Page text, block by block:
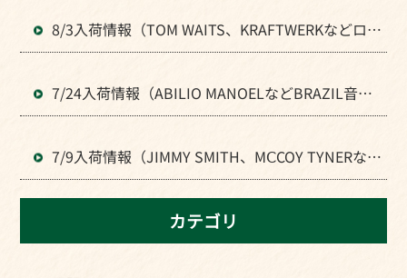
8/3入荷情報（TOM WAITS、KRAFTWERKなどロッ
ク全般のLPが入荷）
7/24入荷情報（ABILIO MANOELなどBRAZIL音楽
のLPが入荷）
7/9入荷情報（JIMMY SMITH、MⅭCOY TYNERなど
JAZZの人気LPが入荷）
カテゴリ